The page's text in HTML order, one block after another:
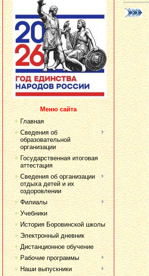
Меню сайта
Главная
Сведения об
образовательной
организации
Государственная итоговая
аттестация
Сведения об организации
отдыха детей и их
оздоровлении
Филиалы
Учебники
История Боровинской школы
Электронный дневник
Дистанционное обучение
Рабочие программы
Наши выпускники